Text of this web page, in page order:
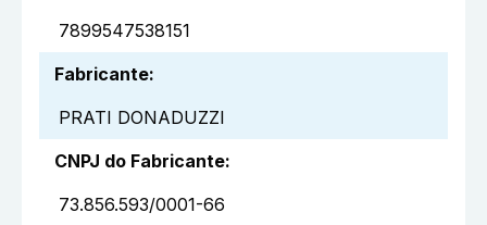
7899547538151
Fabricante:
PRATI DONADUZZI
CNPJ do Fabricante:
73.856.593/0001-66